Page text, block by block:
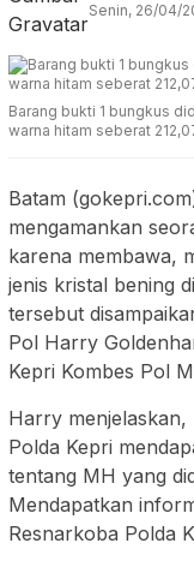
Senin, 26/04/
Barang bukti 1 bungkus
warna hitam seberat
Batam
mengamankan
karena membawa,
jenis kristal bening
tersebut
Pol Harry
Kepri Kombes Pol
Harry
Polda Kepri
tentang MH yang
Mendapatkan
Resnarkoba Polda